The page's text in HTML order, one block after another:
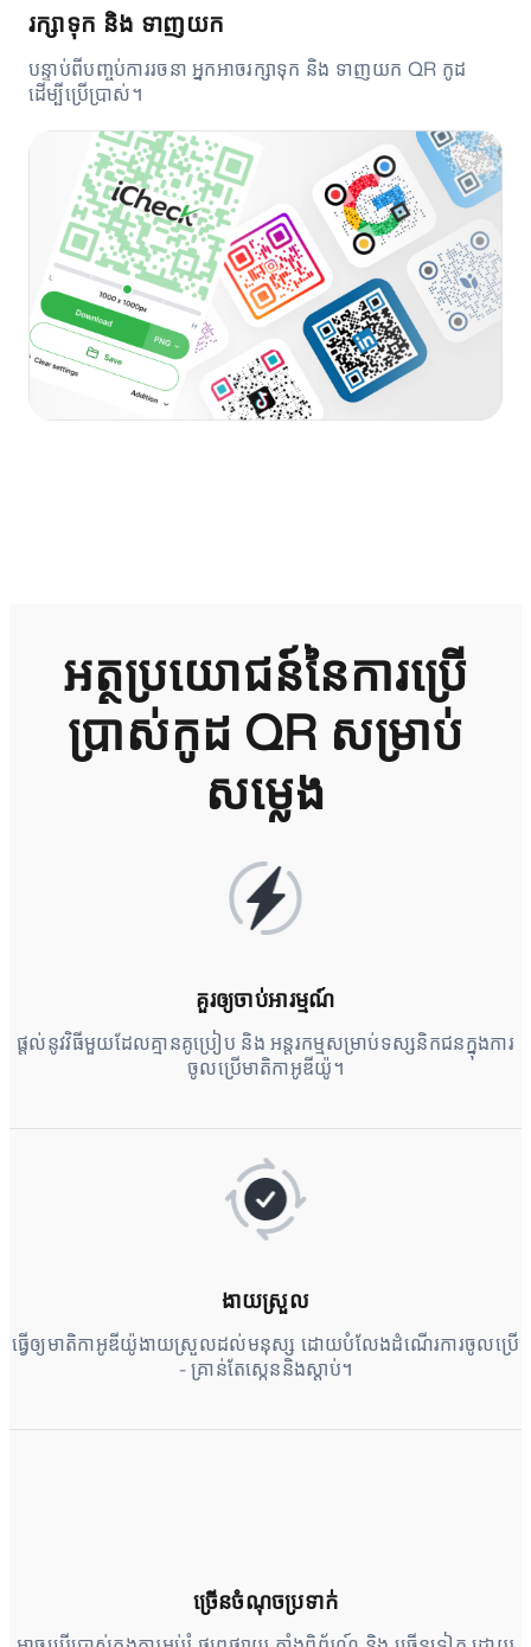
រក្សាទុក និង ទាញយក
បន្ទាប់ពីបញ្ចប់ការរចនា អ្នកអាចរក្សាទុក និង ទាញយក QR កូដ
ដើម្បីប្រើប្រាស់។
អត្ថប្រយោជន៍នៃការប្រើ
ប្រាស់កូដ QR សម្រាប់
សម្លេង
គួរឲ្យចាប់អារម្មណ៍
ផ្តល់នូវវិធីមួយដែលគ្មានគូប្រៀប និង អន្តរកម្មសម្រាប់ទស្សនិកជនក្នុងការ
ចូលប្រើមាតិកាអូឌីយ៉ូ។
ងាយស្រួល
ធ្វើឲ្យមាតិកាអូឌីយ៉ូងាយស្រួលដល់មនុស្ស ដោយបំលែងដំណើរការចូលប្រើ
- គ្រាន់តែស្កេននិងស្ដាប់។
ច្រើនចំណុចប្រទាក់